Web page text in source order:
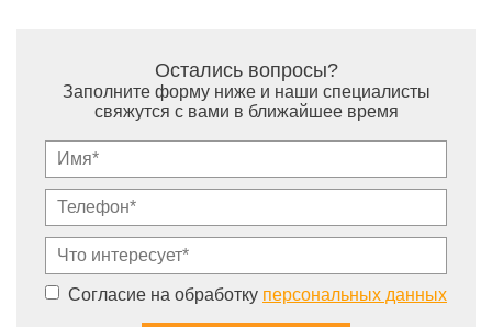
Остались вопросы?
Заполните форму ниже и наши специалисты
свяжутся с вами в ближайшее время
Согласие на обработку персональных данных